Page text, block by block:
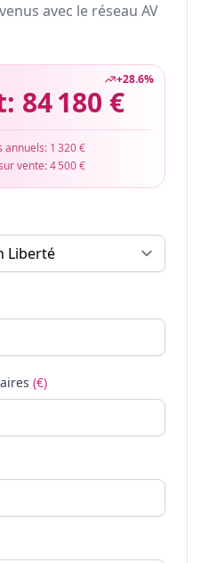
avec le réseau AV
+28.6%
84 180 €
annuels: 1 320 €
vente:4 500 €
(€)